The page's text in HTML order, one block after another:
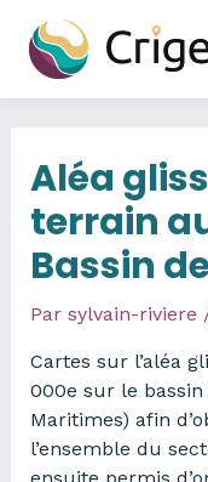
contenu
Aléa
terrain
Bassin
Par sylvain-riviere
Cartes sur l’aléa
000e sur le bassin
Maritimes) afin
l’ensemble du